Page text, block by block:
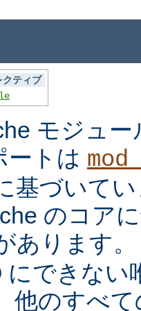
クティブ
モジュ
ートは
基づいて
のコア
あります
にできない
他のすべ